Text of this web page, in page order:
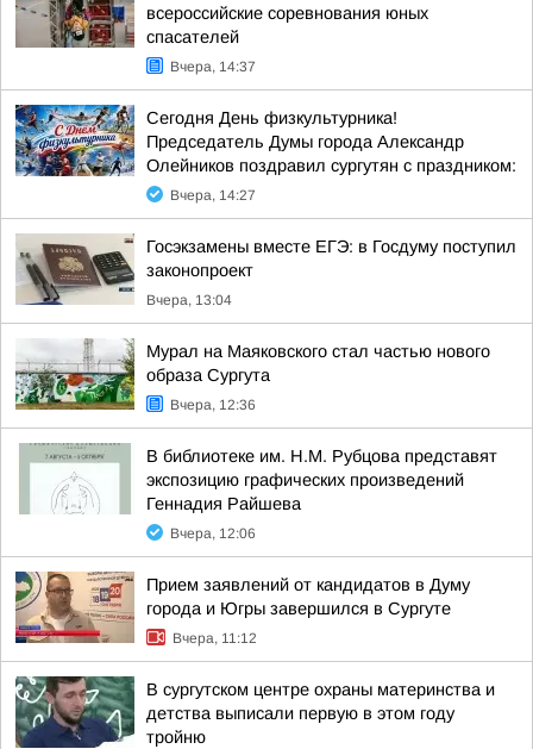
всероссийские соревнования юных
спасателей
Вчера, 14:37
Сегодня День физкультурника!
Председатель Думы города Александр
Олейников поздравил сургутян с праздником:
Вчера, 14:27
Госэкзамены вместе ЕГЭ: в Госдуму поступил
законопроект
Вчера, 13:04
Мурал на Маяковского стал частью нового
образа Сургута
Вчера, 12:36
В библиотеке им. Н.М. Рубцова представят
экспозицию графических произведений
Геннадия Райшева
Вчера, 12:06
Прием заявлений от кандидатов в Думу
города и Югры завершился в Сургуте
Вчера, 11:12
В сургутском центре охраны материнства и
детства выписали первую в этом году
тройню